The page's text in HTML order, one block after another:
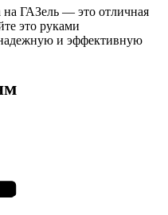
на ГАЗель — это отличная
это руками
и эффективную